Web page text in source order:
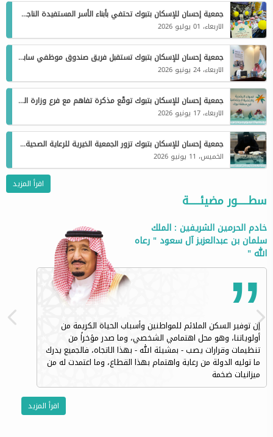
جمعية إحسان للإسكان بتبوك تحتفي بأبناء الأسر المستفيدة الناجحين ضمن مبادرة فرحة نجاح
الاربعاء، 01 يوليو 2026
جمعية إحسان للإسكان بتبوك تستقبل فريق صندوق موظفي سابك الخيري “بر” لبحث فرص التعاون التنموي والاجتماعي
الاربعاء، 24 يونيو 2026
جمعية إحسان للإسكان بتبوك توقّع مذكرة تفاهم مع فرع وزارة الموارد البشرية لترميم مساكن مستفيدي مركز التأهيل الشامل بتيماء
الاربعاء، 17 يونيو 2026
جمعية إحسان للإسكان بتبوك تزور الجمعية الخيرية للرعاية الصحية لتعزيز التمكين الصحي والشراكات المجتمعية
الخميس، 11 يونيو 2026
اقرأ المزيد
سطــــــور مضيئــــــة
خادم الحرمين الشريفين : الملك
سلمان بن عبدالعزيز آل سعود " رعاه
الله "
إن توفير السكن الملائم للمواطنين وأسباب الحياة الكريمة من
أولوياتنا، وهو محل اهتمامي الشخصي، وما صدر مؤخراً من
تنظيمات وقرارات يصب - بمشيئة الله - بهذا الاتجاه، فالجميع يدرك
ما توليه الدولة من رعاية واهتمام بهذا القطاع، وما اعتمدت له من
ميزانيات ضخمة
اقرأ المزيد